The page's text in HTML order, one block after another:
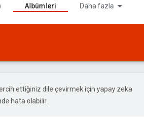
Albümleri Daha fazla
ettiğiniz dile çevirmek için yapay zeka
hata olabilir.